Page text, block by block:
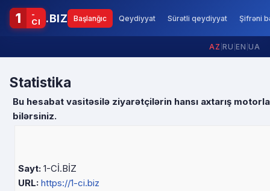
1
-
CI
.BIZ Başlanğıc Qeydiyyat Sürətli qeydiyyat Şifrəni
AZ RU EN UA
Statistika
Bu hesabat vasitəsilə ziyarətçilərin hansı axtarış
bilərsiniz.
Sayt: 1-Cİ.BİZ
URL: https://1-ci.biz